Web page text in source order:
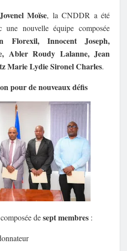
Jovenel Moïse, la CNDDR a été
une nouvelle équipe composée
Florexil, Innocent Joseph,
Abler Roudy Lalanne, Jean
Marie Lydie Sironel Charles.
pour de nouveaux défis
desept membres :